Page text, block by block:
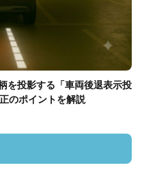
を投影する「車両後退表示投
のポイントを解説